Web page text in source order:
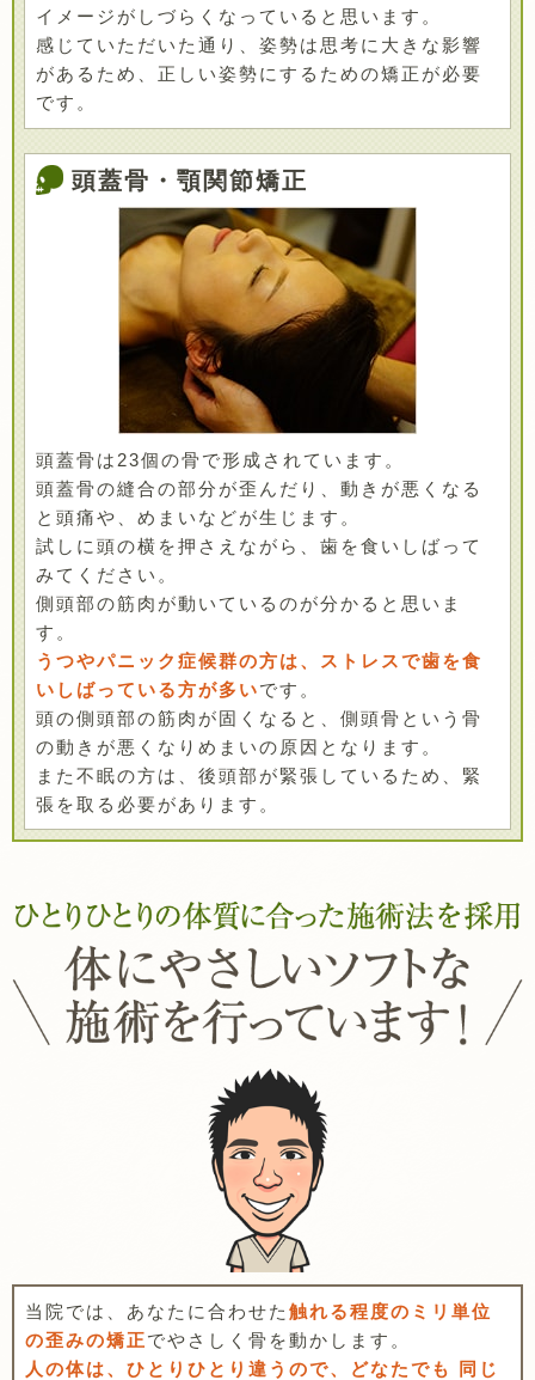
イメージがしづらくなっていると思います。
感じていただいた通り、姿勢は思考に大きな影響
があるため、正しい姿勢にするための矯正が必要
です。
頭蓋骨・顎関節矯正
頭蓋骨は23個の骨で形成されています。
頭蓋骨の縫合の部分が歪んだり、動きが悪くなる
と頭痛や、めまいなどが生じます。
試しに頭の横を押さえながら、歯を食いしばって
みてください。
側頭部の筋肉が動いているのが分かると思いま
す。
うつやパニック症候群の方は、ストレスで歯を食
いしばっている方が多いです。
頭の側頭部の筋肉が固くなると、側頭骨という骨
の動きが悪くなりめまいの原因となります。
また不眠の方は、後頭部が緊張しているため、緊
張を取る必要があります。
当院では、あなたに合わせた 触れる程度のミリ単位
の歪みの矯正でやさしく骨を動かします。
人の体は、ひとりひとり違うので、どなたでも 同じ